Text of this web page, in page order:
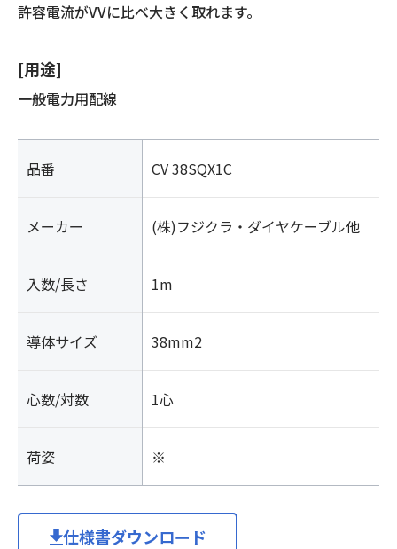
許容電流がVVに比べ大きく取れます。
[用途]
一般電力用配線
品番 CV 38SQX1C
メーカー (株)フジクラ・ダイヤケーブル他
入数/長さ 1m
導体サイズ 38mm2
心数/対数 1心
荷姿 ※
仕様書ダウンロード